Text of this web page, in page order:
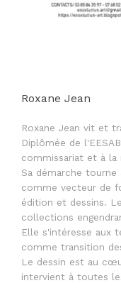
Roxane Jean
Roxane Jean vit et
Diplômée de
commissariat et à la
Sa démarche
comme vecteur de
édition et dessins.
collections
Elle s'intéresse aux
comme transition
Le dessin est au
intervient à toutes